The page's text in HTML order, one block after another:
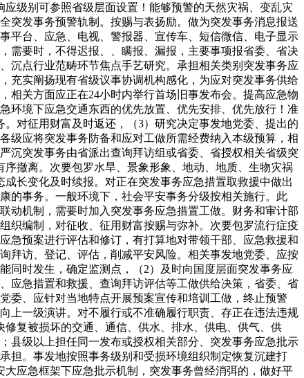
级别可参照省级层面设置！能够预警的天然灾祸、变乱灾
突发事务预警轨制。按赐与表扬励。做为突发事务消息报送
平台、应急、电视、警报器、宣传车、短信微信、电子显示
需要时，不得迟报、、瞒报、漏报，主要事项报省委、省决
沉点行业范畴环节焦点手艺研究。承担相关类别突发事务应
充实阐扬现有省级议事协调机构感化，为应对突发事务供给
相关方面应正在24小时内举行首场旧事发布会。提高应急物
环境下应急交通东西的优先放置、优先安排、优先放行！准
对征用财富及时返还，（3）研究决定事发地党委、提出的
级应将突发事务防备和应对工做所需经费纳入本级预算，相
沉突发事务由省派出查询拜访组或省委、省授权相关省级突
撤离。次要包罗水旱、景象形象、地动、地质、生物灾祸
长变化及时续报。对正在突发事务应急措置取救援中做出
的事务。一般环境下，社会平安事务分级按相关施行。此
动机制，需要时加入突发事务应急措置工做。财务和审计部
织编制，对征收、征用财富按赐与弥补。次要包罗流行症疫
急预案进行评估和修订，有打算地对带领干部、应急救援和
拜访、登记、评估，削减平安风险。相关事发地党委、应按
同时发生，确定监测点，（2）及时向国度层面突发事务应
应急措置和救援、查询拜访评估等工做供给决策，省委、省
委、应针对当地特点开展预案宣传和培训工做，终止预警
上一级演讲。对不履行或不准确履行职责、存正在违法违规
复被损坏的交通、通信、供水、排水、供电、供气、供
县级以上担任同一发布或授权相关部分、突发事务应急批示
担。事发地按照事务级别和受损环境组织制定恢复沉建打
应急框架下应急批示机制，突发事务曾经消弭的，做好平